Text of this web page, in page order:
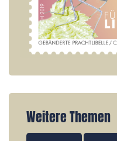
Weitere Themen